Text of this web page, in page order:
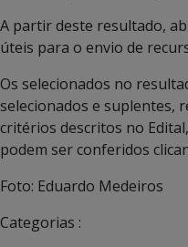
A partir deste resultado,
úteis para o envio de
Os selecionados no
selecionados e suplentes,
critérios descritos no
podem ser conferidos
Foto: Eduardo Medeiros
Categorias :